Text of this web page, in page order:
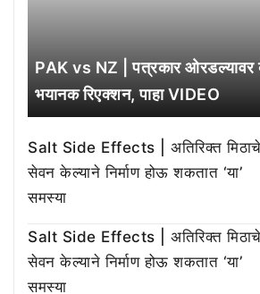
PAK vs NZ | पत्रकार ओरडल्यावर
भयानक रिएक्शन, पाहा VIDEO
Salt Side Effects | अतिरिक्त मिठाचे
सेवन केल्याने निर्माण होऊ शकतात ‘या’
समस्या
Salt Side Effects | अतिरिक्त मिठाचे
सेवन केल्याने निर्माण होऊ शकतात ‘या’
समस्या